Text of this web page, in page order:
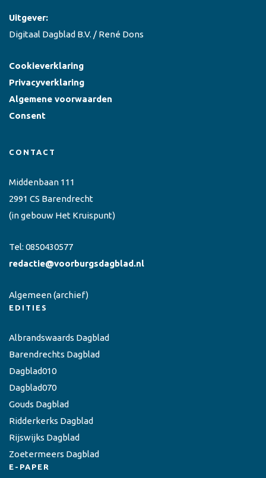
Uitgever:
Digitaal Dagblad B.V. / René Dons
Cookieverklaring
Privacyverklaring
Algemene voorwaarden
Consent
CONTACT
Middenbaan 111
2991 CS Barendrecht
(in gebouw Het Kruispunt)
Tel: 0850430577
redactie@voorburgsdagblad.nl
Algemeen(archief)
EDITIES
Albrandswaards Dagblad
Barendrechts Dagblad
Dagblad010
Dagblad070
Gouds Dagblad
Ridderkerks Dagblad
Rijswijks Dagblad
Zoetermeers Dagblad
E-PAPER